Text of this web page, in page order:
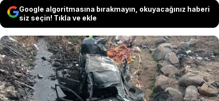
Google algoritmasına bırakmayın, okuyacağınız haberi
siz seçin! Tıkla ve ekle
Şırnak'ın İdil ilçesinde Mersin'den taziye
için yola çıkan ailenin otomobillerinin lastiği